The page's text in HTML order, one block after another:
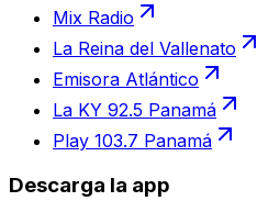
Mix Radio
La Reina del Vallenato
Emisora Atlántico
La KY 92.5 Panamá
Play 103.7 Panamá
Descarga la app